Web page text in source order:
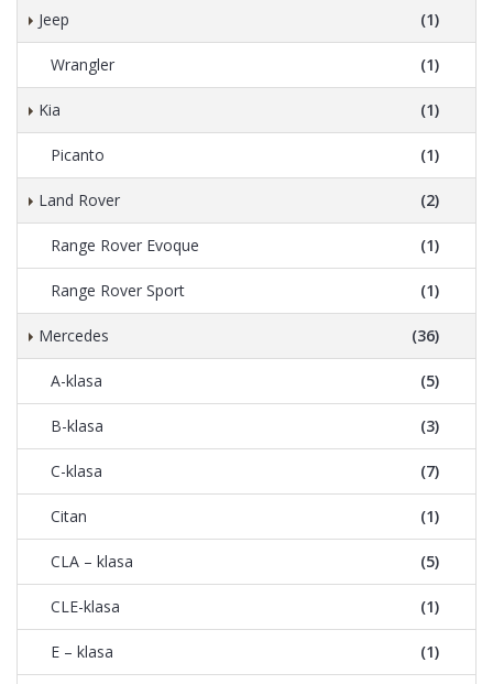
Jeep (1)
Wrangler (1)
Kia (1)
Picanto (1)
Land Rover (2)
Range Rover Evoque (1)
Range Rover Sport (1)
Mercedes (36)
A-klasa (5)
B-klasa (3)
C-klasa (7)
Citan (1)
CLA – klasa (5)
CLE-klasa (1)
E – klasa (1)